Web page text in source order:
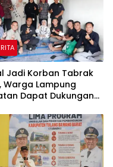
Jadi Korban Tabrak
Warga Lampung
Dapat Dukungan